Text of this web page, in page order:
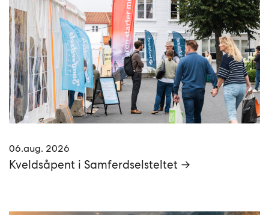
06.aug. 2026
Kveldsåpent i Samferdselsteltet →